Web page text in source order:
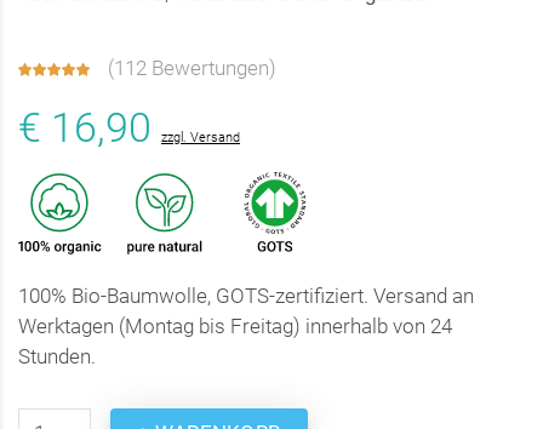
(112 Bewertungen)
€ 16,90 zzgl. Versand
100% Bio-Baumwolle, GOTS-zertifiziert. Versand an
Werktagen (Montag bis Freitag) innerhalb von 24
Stunden.